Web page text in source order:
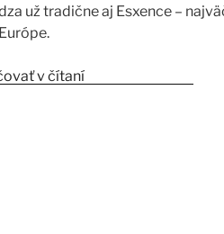
už tradične aj Esxence –
v čítaní